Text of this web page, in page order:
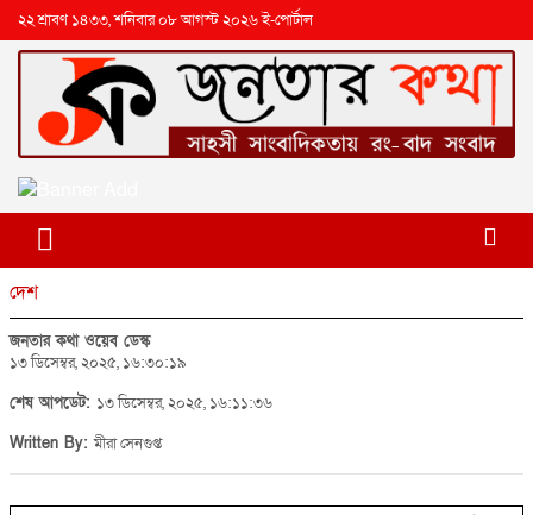
২২ শ্রাবণ ১৪৩৩, শনিবার ০৮ আগস্ট ২০২৬ ই-পোর্টাল
দেশ
জনতার কথা ওয়েব ডেস্ক
১৩ ডিসেম্বর, ২০২৫, ১৬:৩০:১৯
শেষ আপডেট: ১৩ ডিসেম্বর, ২০২৫, ১৬:১১:৩৬
Written By:মীরা সেনগুপ্ত